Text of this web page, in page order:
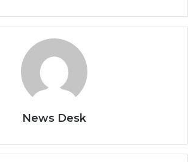
News Desk